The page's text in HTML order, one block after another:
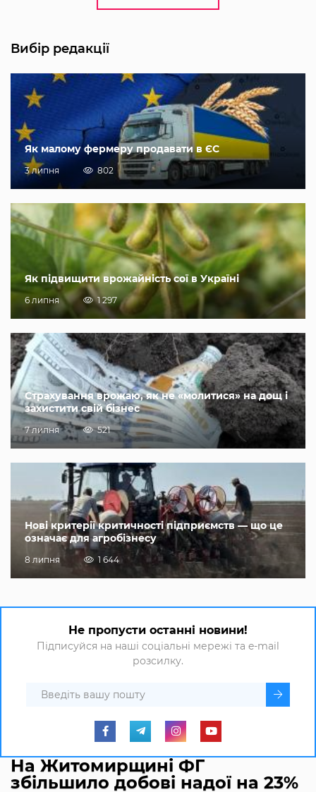
Вибір редакції
Як малому фермеру продавати в ЄС
3 липня 802
Як підвищити врожайність сої в Україні
6 липня 1 297
Страхування врожаю, як не «молитися» на дощ і
захистити свій бізнес
7 липня 521
Нові критерії критичності підприємств — що це
означає для агробізнесу
8 липня 1 644
Не пропусти останні новини!
Підписуйся на наші соціальні мережі та e-mail
розсилку.
На Житомирщині ФГ
збільшило добові надої на 23%